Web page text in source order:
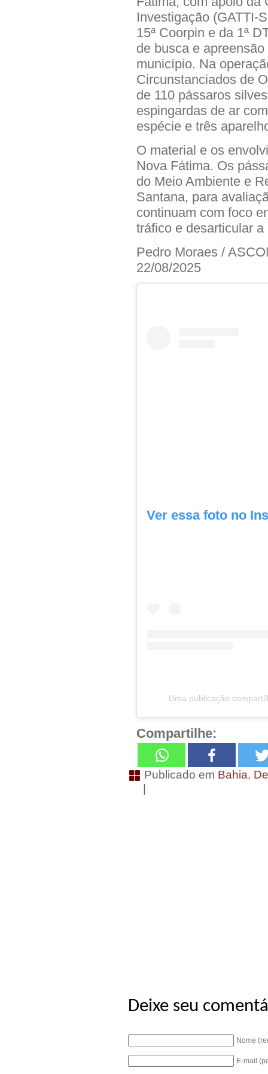
Investigação (GATTI-
15ª Coorpin e da 1ª
de busca e
município. Na
Circunstanciados de
de 110 pássaros
espingardas de ar
espécie e três
O material e os
Nova Fátima. Os
do Meio Ambiente e
Santana, para
continuam com foco
tráfico e desarticular
Pedro Moraes /
22/08/2025
Ver essa foto no
Uma publicação
Compartilhe:
Publicado em Bahia,
Deixe seu
Nome
E-mail